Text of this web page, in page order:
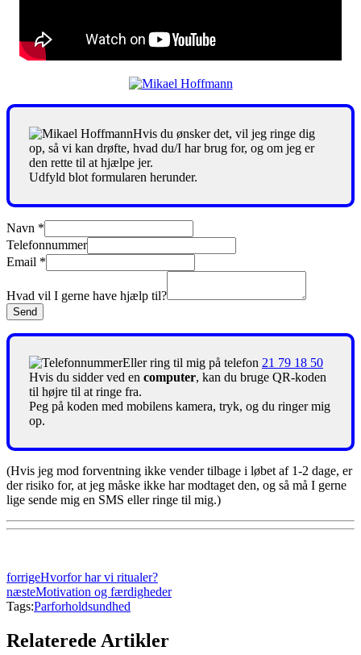
Hvis du ønsker det, vil jeg ringe dig
op, så vi kan drøfte, hvad du/I har brug for, og om jeg er
den rette til at hjælpe jer.
Udfyld blot formularen herunder.
Navn *
Telefonnummer
Email *
Hvad vil I gerne have hjælp til?
Send
Eller ring til mig på telefon 21 79 18 50
Hvis du sidder ved en computer, kan du bruge QR-koden
til højre til at ringe fra.
Peg på koden med mobilens kamera, tryk, og du ringer mig
op.
(Hvis jeg mod forventning ikke vender tilbage i løbet af 1-2 dage, er
der risiko for, at jeg måske ikke har modtaget den, og så må I gerne
lige sende mig en SMS eller ringe til mig.)
forrigeHvorfor har vi ritualer?
næsteMotivation og færdigheder
Tags:Parforholdsundhed
Relaterede Artikler